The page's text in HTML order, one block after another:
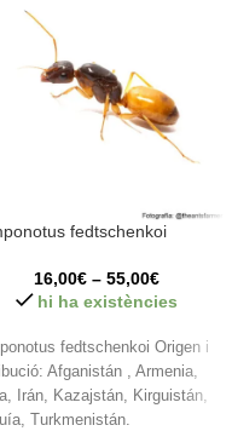
fedtschenkoi
16,00€ – 55,00€
hi ha existències
fedtschenkoi Origen i
Afganistán , Armenia,
Irán, Kazajstán, Kirguistán,
Turkmenistán.